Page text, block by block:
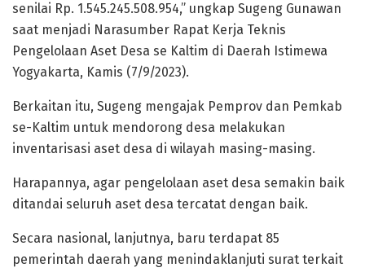
senilai Rp. 1.545.245.508.954,” ungkap Sugeng Gunawan
saat menjadi Narasumber Rapat Kerja Teknis
Pengelolaan Aset Desa se Kaltim di Daerah Istimewa
Yogyakarta, Kamis (7/9/2023).
Berkaitan itu, Sugeng mengajak Pemprov dan Pemkab
se-Kaltim untuk mendorong desa melakukan
inventarisasi aset desa di wilayah masing-masing.
Harapannya, agar pengelolaan aset desa semakin baik
ditandai seluruh aset desa tercatat dengan baik.
Secara nasional, lanjutnya, baru terdapat 85
pemerintah daerah yang menindaklanjuti surat terkait